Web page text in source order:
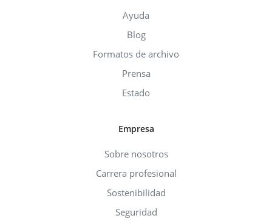
Ayuda
Blog
Formatos de archivo
Prensa
Estado
Empresa
Sobre nosotros
Carrera profesional
Sostenibilidad
Seguridad